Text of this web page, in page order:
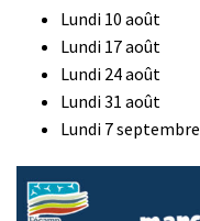
Lundi 10 août
Lundi 17 août
Lundi 24 août
Lundi 31 août
Lundi 7 septembre